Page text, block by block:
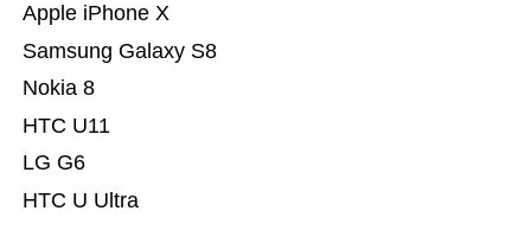
HTC U Ultra
LG G6
HTC U11
Nokia 8
Samsung Galaxy S8
Apple iPhone X